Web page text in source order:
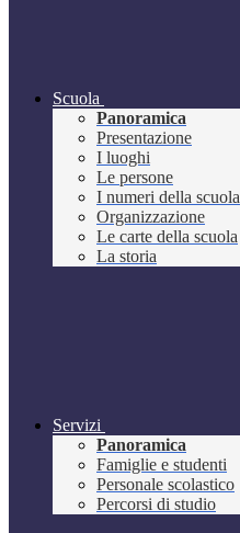
Scuola
Panoramica
Presentazione
I luoghi
Le persone
I numeri della scuola
Organizzazione
Le carte della scuola
La storia
Servizi
Panoramica
Famiglie e studenti
Personale scolastico
Percorsi di studio